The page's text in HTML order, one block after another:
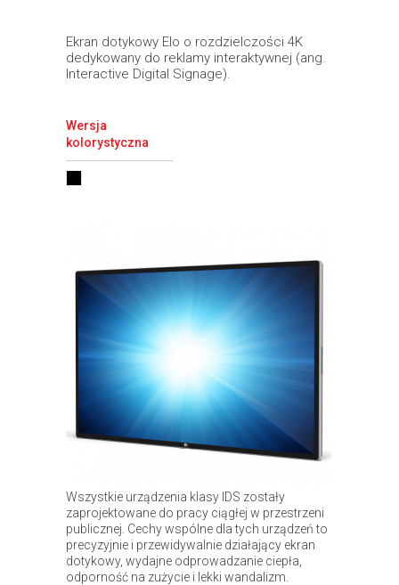
Ekran dotykowy Elo o rozdzielczości 4K
dedykowany do reklamy interaktywnej (ang.
Interactive Digital Signage).
Wersja
kolorystyczna
Wszystkie urządzenia klasy IDS zostały
zaprojektowane do pracy ciągłej w przestrzeni
publicznej. Cechy wspólne dla tych urządzeń to
precyzyjnie i przewidywalnie działający ekran
dotykowy, wydajne odprowadzanie ciepła,
odporność na zużycie i lekki wandalizm.